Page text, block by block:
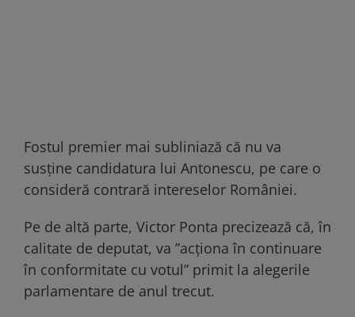
Fostul premier mai subliniază că nu va
susține candidatura lui Antonescu, pe care o
consideră contrară intereselor României.
Pe de altă parte, Victor Ponta precizează că, în
calitate de deputat, va ”acționa în continuare
în conformitate cu votul” primit la alegerile
parlamentare de anul trecut.